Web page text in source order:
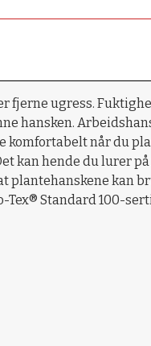
fjerne ugress.
hansken.
komfortabelt når du
kan hende du lurer
plantehanskene kan
Standard 100-